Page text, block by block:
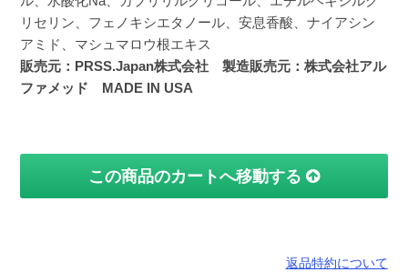
リセリン、フェノキシエタノール、安息香酸、ナイアシン
アミド、マシュマロウ根エキス
販売元：PRSS.Japan株式会社 製造販売元：株式会社アル
ファメッド MADE IN USA
この商品のカートへ移動する
返品特約について